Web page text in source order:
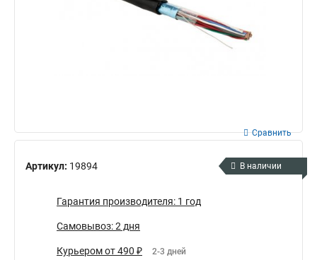
Артикул: 19894
Сравнить
В наличии
Гарантия производителя: 1 год
Самовывоз: 2 дня
Курьером от 490 ₽ 2-3 дней